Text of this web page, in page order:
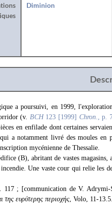
Diminion
a poursuivi, en 1999,
(v. BCH 123 [1999] Chron., p.
en enfilade dont certaines
a notamment livré des moules en
mycénienne de Thessalie.
(B), abritant de vastes
Une vaste cour qui relie les
117 ; [communication de V. Adrymi-
της ευρύτερης περιοχής, Volo, 11-